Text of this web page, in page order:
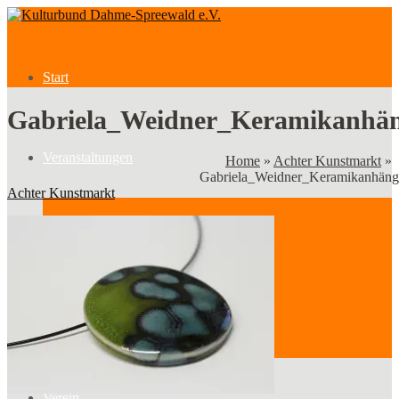
Start
Veranstaltungen
Kategorien
Home » Achter Kunstmarkt »
Achter Kunstmarkt